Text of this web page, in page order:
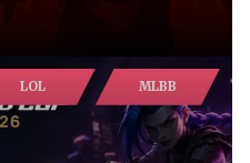
LOL MLBB